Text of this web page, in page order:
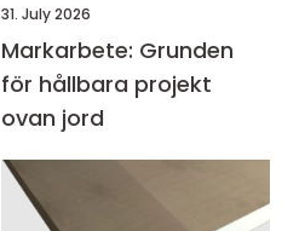
31. July 2026
Markarbete: Grunden
för hållbara projekt
ovan jord